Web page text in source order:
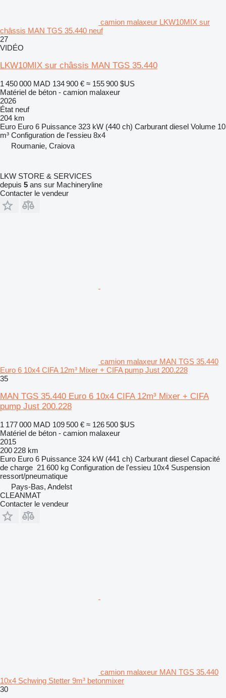
camion malaxeur LKW10MIX sur
châssis MAN TGS 35.440 neuf
27
VIDÉO
LKW10MIX sur châssis MAN TGS 35.440
1 450 000 MAD 134 900 € ≈ 155 900 $US
Matériel de béton - camion malaxeur
2026
État neuf
204 km
Euro Euro 6 Puissance 323 kW (440 ch) Carburant diesel Volume 10
m³ Configuration de l'essieu 8x4
Roumanie, Craiova
LKW STORE & SERVICES
depuis 5 ans sur Machineryline
Contacter le vendeur
camion malaxeur MAN TGS 35.440
Euro 6 10x4 CIFA 12m³ Mixer + CIFA pump Just 200.228
35
MAN TGS 35.440 Euro 6 10x4 CIFA 12m³ Mixer + CIFA
pump Just 200.228
1 177 000 MAD 109 500 € ≈ 126 500 $US
Matériel de béton - camion malaxeur
2015
200 228 km
Euro Euro 6 Puissance 324 kW (441 ch) Carburant diesel Capacité
de charge 21 600 kg Configuration de l'essieu 10x4 Suspension
ressort/pneumatique
Pays-Bas, Andelst
CLEANMAT
Contacter le vendeur
camion malaxeur MAN TGS 35.440
10x4 Schwing Stetter 9m³ betonmixer
30